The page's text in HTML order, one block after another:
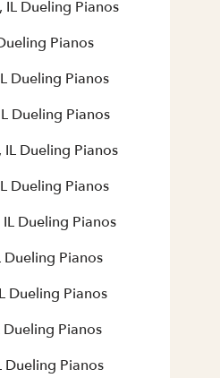
IL Dueling Pianos
Pianos
Dueling Pianos
Dueling Pianos
IL Dueling Pianos
Dueling Pianos
Dueling Pianos
Dueling Pianos
Dueling Pianos
Dueling Pianos
Dueling Pianos